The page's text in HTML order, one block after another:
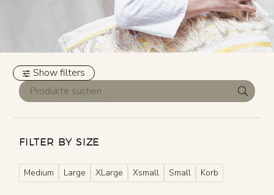
Show filters
FILTER BY SIZE
Medium Large XLarge Xsmall Small Korb